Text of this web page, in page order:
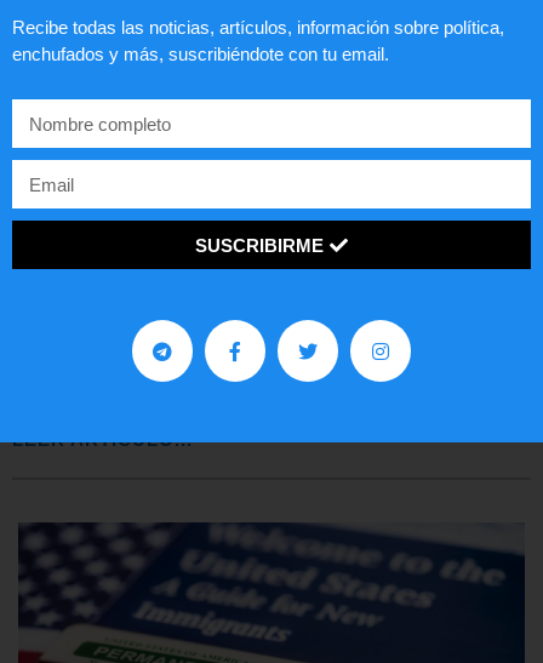
Comunistas no son bienvenidos en
LEER ARTÍCULO...
Recibe todas las noticias, artículos, información sobre política,
enchufados y más, suscribiéndote con tu email.
SUSCRIBIRME